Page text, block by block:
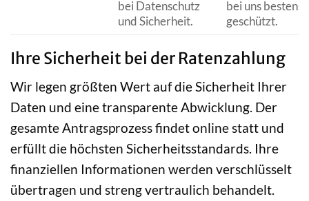
bei Datenschutz
und Sicherheit.
bei uns bestens
geschützt.
Ihre Sicherheit bei der Ratenzahlung
Wir legen größten Wert auf die Sicherheit Ihrer
Daten und eine transparente Abwicklung. Der
gesamte Antragsprozess findet online statt und
erfüllt die höchsten Sicherheitsstandards. Ihre
finanziellen Informationen werden verschlüsselt
übertragen und streng vertraulich behandelt.